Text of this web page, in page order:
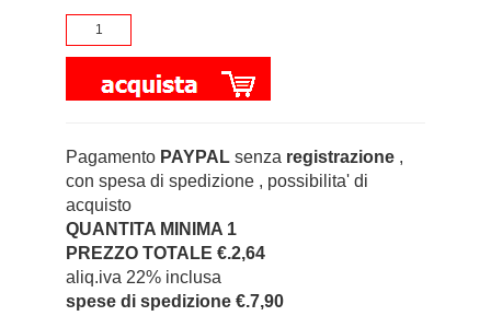
Pagamento PAYPAL senza registrazione ,
con spesa di spedizione , possibilita' di
acquisto
QUANTITA MINIMA 1
PREZZO TOTALE €.2,64
aliq.iva 22% inclusa
spese di spedizione €.7,90